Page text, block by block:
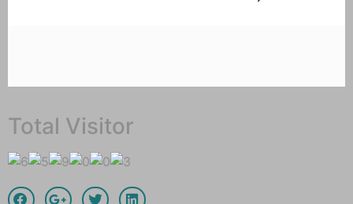
Total Visitor